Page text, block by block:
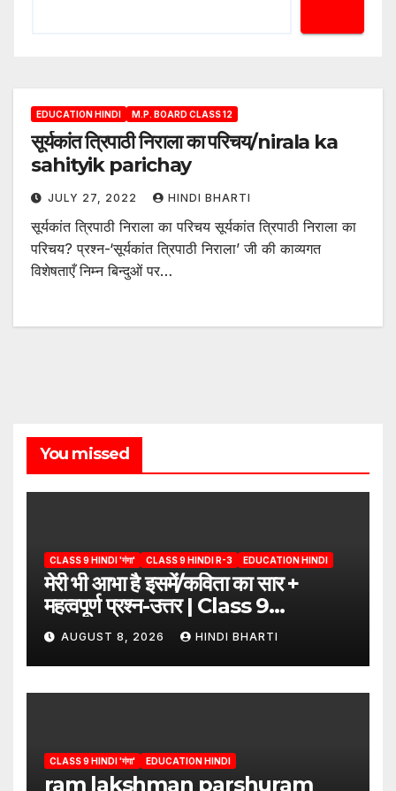
EDUCATION HINDI M.P. BOARD CLASS 12
सूर्यकांत त्रिपाठी निराला का परिचय/nirala ka
sahityik parichay
JULY 27, 2022 HINDI BHARTI
सूर्यकांत त्रिपाठी निराला का परिचय सूर्यकांत त्रिपाठी निराला का
परिचय? प्रश्न-‘सूर्यकांत त्रिपाठी निराला’ जी की काव्यगत
विशेषताएँ निम्न बिन्दुओं पर…
You missed
CLASS 9 HINDI 'गंगा' CLASS 9 HINDI R-3 EDUCATION HINDI
मेरी भी आभा है इसमें/कविता का सार +
महत्वपूर्ण प्रश्न-उत्तर | Class 9
Hindi”/meri bhi abha hai isme
question answers
AUGUST 8, 2026 HINDI BHARTI
CLASS 9 HINDI 'गंगा' EDUCATION HINDI
ram lakshman parshuram